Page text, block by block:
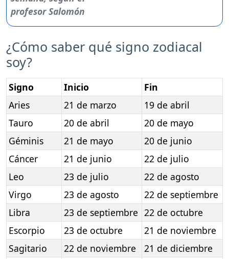
¿Cómo saber qué signo zodiacal
soy?
Signo Inicio
Fin
Aries
21 de marzo
19 de abril
Tauro
20 de abril
20 de mayo
Géminis
21 de mayo
20 de junio
Cáncer
21 de junio
22 de julio
Leo
23 de julio
22 de agosto
Virgo
23 de agosto
22 de septiembre
Libra
23 de septiembre 22 de octubre
Escorpio
23 de octubre
21 de noviembre
Sagitario
22 de noviembre
21 de diciembre